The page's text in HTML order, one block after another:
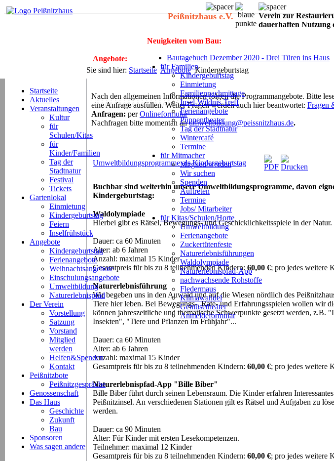
Peißnitzhaus e.V.
Verein zur
dauerhaften Nutzung
Neuigkeiten vom Bau:
Bautagebuch Dezember 2020 - Drei Türen ins Haus
für Familien
Kindergeburtstag
Einmietung
Familiennachmittage
Insel-Wildnis-Treff
Ferienangebote
Puppentheater
Tag der Stadtnatur
Wintercafé
Termine
für Mitmacher
Mitglied werden
Wir suchen
Spenden
Auftreten
Termine
Jobs/ Mitarbeiter
für Kitas/Schulen/Horte
Umweltbildung
Ferienangebote
Zuckertütenfeste
Naturerlebnisführungen
Waldolympiade
Naturerlebnispfad-App
nachwachsende Rohstoffe
Fledermaus
Klimawandel
Gemüsetheater
Anmeldeformular
Angebote:
Sie sind hier: Startseite Angebote Kindergeburtstag
Startseite
Aktuelles
Veranstaltungen
Kultur
für
Schulen/Kitas
für
Kinder/Familien
Tag der
Stadtnatur
Festival
Tickets
Gartenlokal
Einmietung
Kindergeburtstag
Feiern
Inselfrühstück
Angebote
Kindergeburtstag
Ferienangebote
Weihnachtsangebote
Einschulungsangebote
Umweltbildung
Naturerlebnispfad
Der Verein
Vorstellung
Satzung
Vorstand
Mitglied
werden
Helfen&Spenden
Kontakt
Peißnitzbote
Peißnitzgespräche
Genossenschaft
Das Haus
Geschichte
Zukunft
Bau
Sponsoren
Was sagen andere
Nach den allgemeinen Informationen folgen die Programmangebote. Bitte
eine Anfrage ausfüllen. Weiter Fragen werden auch hier beantwortet: Fragen
Anfragen: perOnlineformular
Nachfragen bitte momentan anumweltbildung@peissnitzhaus.de.
Umweltbildungsprogramme als Kindergeburtstag
Buchbar sind weiterhin unsere Umweltbildungsprogramme, davon
Kindergeburtstag:
Waldolympiade
Hierbei gibt es Rätsel, Bewegungs- und Geschicklichkeitsspiele in der
Dauer: ca 60 Minuten
Alter: ab 6 Jahren
Anzahl: maximal 15 Kinder
Gesamtpreis für bis zu 8 teilnehmenden Kindern: 60,00 €; pro jedes weitere
Naturerlebnisführung
Wir begeben uns in den Auwald und auf die Wiesen nördlich des
Tiere hier leben. Bei Bewegungs-, Rate- und Erfahrungsspielen wollen wir
können jahreszeitliche und thematische Schwerpunkte gesetzt werden, z.B.
Insekten", "Tiere und Pflanzen im Frühjahr"...
Dauer: ca 60 Minuten
Alter: ab 6 Jahren
Anzahl: maximal 15 Kinder
Gesamtpreis für bis zu 8 teilnehmenden Kindern: 60,00 €; pro jedes weitere
Naturerlebnispfad-App "Bille Biber"
Bille Biber führt durch seinen Lebensraum. Die Kinder erfahren
Peißnitzinsel. An verschiedenen Stationen gilt es Rätsel und Aufgaben zu
werden.
Dauer: ca 90 Minuten
Alter: Für Kinder mit ersten Lesekompetenzen.
Teilnehmer: maximal 12 Kinder
Gesamtpreis für bis zu 8 teilnehmenden Kindern: 60,00 €; pro jedes weitere
ÂÂÂÂÂÂÂÂÂÂÂÂÂÂÂÂÂÂÂÂ